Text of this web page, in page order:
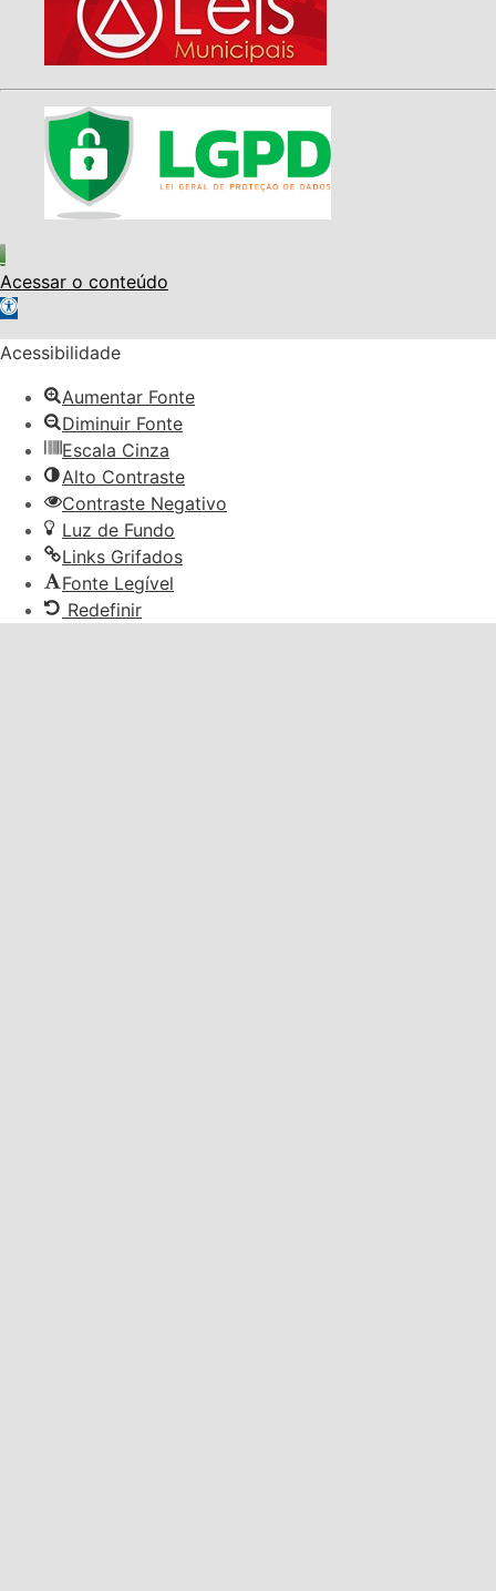
Acessar o conteúdo
Abrir a barra de ferramentas
Acessibilidade
Aumentar Fonte
Diminuir Fonte
Escala Cinza
Alto Contraste
Contraste Negativo
Luz de Fundo
Links Grifados
Fonte Legível
Redefinir